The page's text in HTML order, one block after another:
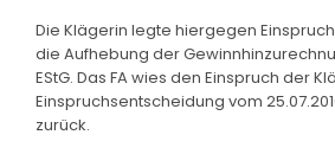
Die Klägerin legte hiergegen
die Aufhebung der
EStG. Das FA wies den Einspruch der
Einspruchsentscheidung vom
zurück.